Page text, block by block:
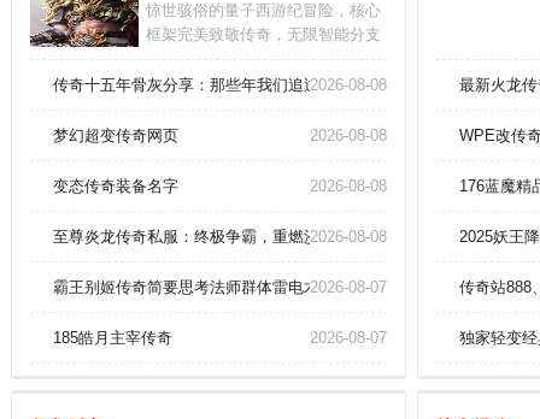
惊世骇俗的量子西游纪冒险，核心
框架完美致敬传奇，无限智能分支
协议带您超越极限的法宝对决体验
实时更迭的仙门版图飞升者需在元
传奇十五年骨灰分享：那些年我们追过的极品神装！
2026-08-08
梦幻超变传奇网页 2026-08-08
变态传奇装备名字 2026-08-08
至尊炎龙传奇私服：终极争霸，重燃沙城烽火！
2026-08-08
霸王别姬传奇简要思考法师群体雷电术2026-08-07
185皓月主宰传奇 2026-08-07
最新火龙
WPE改传
176蓝魔精
2025妖王
传奇站888
独家轻变